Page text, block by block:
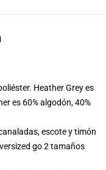
Heather Grey es
es 60% algodón, 40%
escote y timón
go 2 tamaños